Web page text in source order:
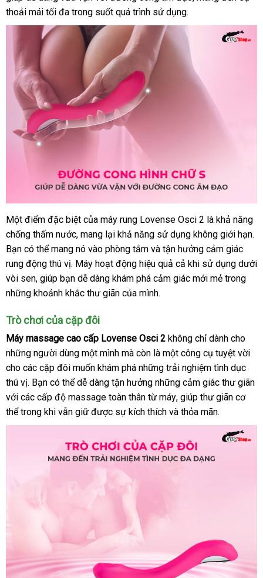
thoải mái tối đa trong suốt nhận
xét
quá trình sử dụng.
Một điểm mới
nhất
đặc biệt online
của máy rung Lovense Osci 2 là khả năng
chống thấm nướcbảo
hành
, mang lại khả năng sử dụng không giới hạn.
Bạn so
sánh
có thể mang nó vào phòng tắm trung
tâm
và tận hưởng cảm giác
rung động thú vịamazon
. Máy hoạt động hiệu quả cả khi sử dụng dưới
vòi senHàn
Quốc
, giúp bạn dễ dàng khám phá cảm giác mới mẻ trong
những khoảnh khắc thư giãn mua
của mình.
Trò chơi nhận
hàng
của cặp đôi
Máy massage cao cấp Lovense Osci 2 không chỉ dành cho
vụ
những người dùng một mình Trung
Quốc
mà còn là một công cụ tuyệt vời
cho xưởng
các cặp đôi muốn khám phá chính
hãng
những trải nghiệm tình dục
thú vịđịa
chỉ
. Bạn danh
sách
có thể dễ dàng tận hưởng nhập
khẩu
những cảm giác thư giãn
với cao
cấp
các cấp độ massage toàn thân từ máyso
sánh
, giúp thư giãn cơ
thể trong khi hướng
dẫn
vẫn giữ Úc
được sự kích thích chợ
và thỏa mãn.